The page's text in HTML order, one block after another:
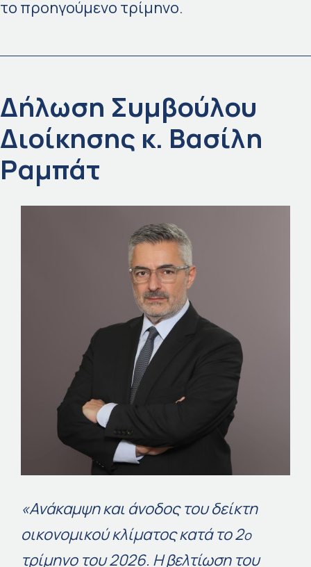
το προηγούμενο τρίμηνο.
Δήλωση Συμβούλου
Διοίκησης κ. Βασίλη
Ραμπάτ
«Ανάκαμψη και άνοδος του δείκτη
οικονομικού κλίματος κατά το 2ο
τρίμηνο του 2026. Η βελτίωση του